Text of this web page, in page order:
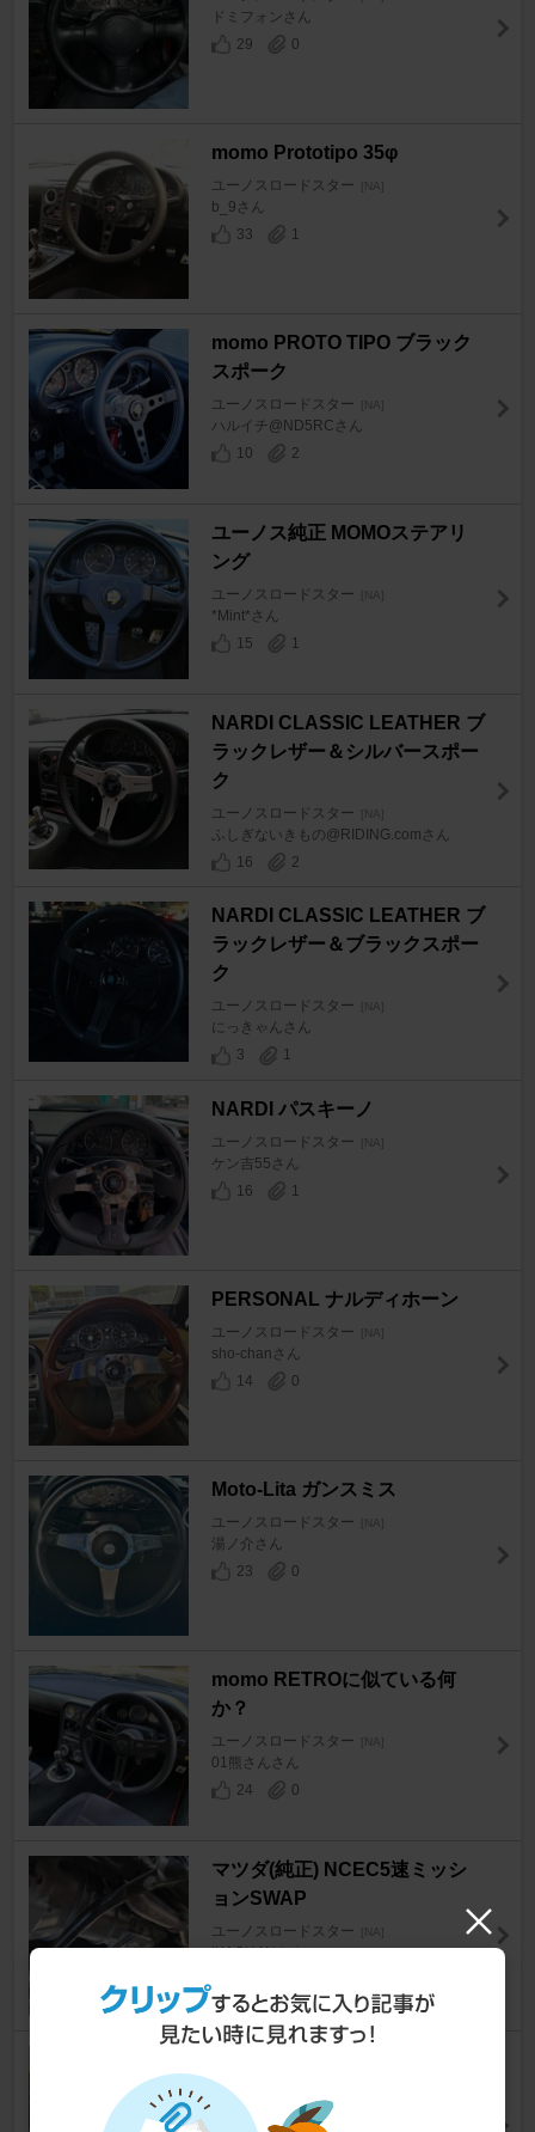
ドミフォンさん
29
0
momo Prototipo 35φ
ユーノスロードスター [NA]
b_9さん
33
1
momo PROTO TIPO ブラック
スポーク
ユーノスロードスター [NA]
ハルイチ@ND5RCさん
10
2
ユーノス純正 MOMOステアリ
ング
ユーノスロードスター [NA]
*Mint*さん
15
1
NARDI CLASSIC LEATHER ブ
ラックレザー＆シルバースポー
ク
ユーノスロードスター [NA]
ふしぎないきもの@RIDING.comさん
16
2
NARDI CLASSIC LEATHER ブ
ラックレザー＆ブラックスポー
ク
ユーノスロードスター [NA]
にっきゃんさん
3
1
NARDI パスキーノ
ユーノスロードスター [NA]
ケン吉55さん
16
1
PERSONAL ナルディホーン
ユーノスロードスター [NA]
sho-chanさん
14
0
Moto-Lita ガンスミス
ユーノスロードスター [NA]
湯ノ介さん
23
0
momo RETROに似ている何
か？
ユーノスロードスター [NA]
01熊さんさん
24
0
マツダ(純正) NCEC5速ミッシ
ョンSWAP
ユーノスロードスター [NA]
IKACHANさん
ホイール
ユーノスロードスター